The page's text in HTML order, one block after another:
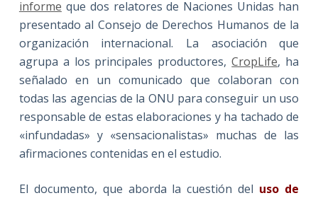
informe que dos relatores de Naciones Unidas han
presentado al Consejo de Derechos Humanos de la
organización internacional. La asociación que
agrupa a los principales productores,CropLife, ha
señalado en un comunicado que colaboran con
todas las agencias de la ONU para conseguir un uso
responsable de estas elaboraciones y ha tachado de
«infundadas» y «sensacionalistas» muchas de las
afirmaciones contenidas en el estudio.
El documento, que aborda la cuestión del uso de